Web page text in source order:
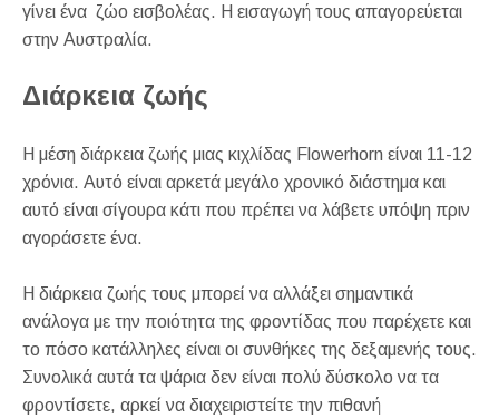
γίνει ένα ζώο εισβολέας. Η εισαγωγή τους απαγορεύεται
στην Αυστραλία.
Διάρκεια ζωής
Η μέση διάρκεια ζωής μιας κιχλίδας Flowerhorn είναι 11-12
χρόνια. Αυτό είναι αρκετά μεγάλο χρονικό διάστημα και
αυτό είναι σίγουρα κάτι που πρέπει να λάβετε υπόψη πριν
αγοράσετε ένα.
Η διάρκεια ζωής τους μπορεί να αλλάξει σημαντικά
ανάλογα με την ποιότητα της φροντίδας που παρέχετε και
το πόσο κατάλληλες είναι οι συνθήκες της δεξαμενής τους.
Συνολικά αυτά τα ψάρια δεν είναι πολύ δύσκολο να τα
φροντίσετε, αρκεί να διαχειριστείτε την πιθανή